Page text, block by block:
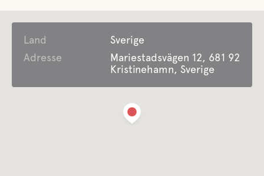
Land
Sverige
Adresse
Mariestadsvägen 12, 681 92
Kristinehamn, Sverige